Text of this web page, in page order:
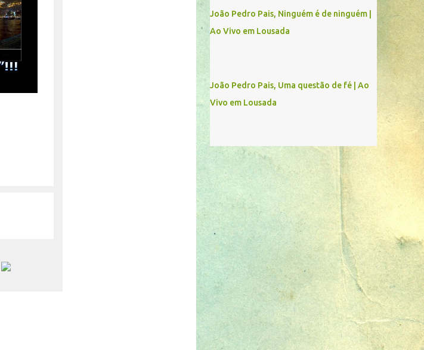
João Pedro Pais, Ninguém é de ninguém |
Ao Vivo em Lousada
João Pedro Pais, Uma questão de fé | Ao
Vivo em Lousada